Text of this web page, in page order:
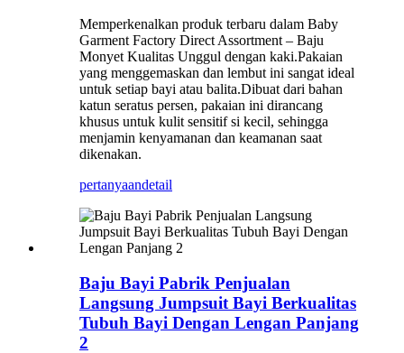
Memperkenalkan produk terbaru dalam Baby
Garment Factory Direct Assortment – ​​Baju
Monyet Kualitas Unggul dengan kaki.Pakaian
yang menggemaskan dan lembut ini sangat ideal
untuk setiap bayi atau balita.Dibuat dari bahan
katun seratus persen, pakaian ini dirancang
khusus untuk kulit sensitif si kecil, sehingga
menjamin kenyamanan dan keamanan saat
dikenakan.
pertanyaandetail
Baju Bayi Pabrik Penjualan
Langsung Jumpsuit Bayi Berkualitas
Tubuh Bayi Dengan Lengan Panjang
2